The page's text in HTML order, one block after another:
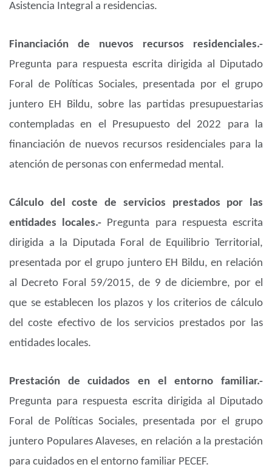
Asistencia Integral a residencias.
Financiación de nuevos recursos residenciales.-
Pregunta para respuesta escrita dirigida al Diputado
Foral de Políticas Sociales, presentada por el grupo
juntero EH Bildu, sobre las partidas presupuestarias
contempladas en el Presupuesto del 2022 para la
financiación de nuevos recursos residenciales para la
atención de personas con enfermedad mental.
Cálculo del coste de servicios prestados por las
entidades locales.- Pregunta para respuesta escrita
dirigida a la Diputada Foral de Equilibrio Territorial,
presentada por el grupo juntero EH Bildu, en relación
al Decreto Foral 59/2015, de 9 de diciembre, por el
que se establecen los plazos y los criterios de cálculo
del coste efectivo de los servicios prestados por las
entidades locales.
Prestación de cuidados en el entorno familiar.-
Pregunta para respuesta escrita dirigida al Diputado
Foral de Políticas Sociales, presentada por el grupo
juntero Populares Alaveses, en relación a la prestación
para cuidados en el entorno familiar PECEF.